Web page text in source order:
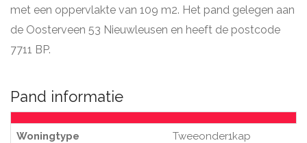
met een oppervlakte van 109 m2. Het pand gelegen aan
de Oosterveen 53 Nieuwleusen en heeft de postcode
7711 BP.
Pand informatie
Woningtype Tweeonder1kap